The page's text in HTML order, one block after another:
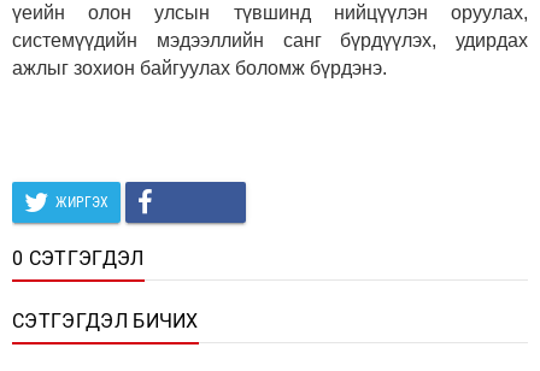
үеийн олон улсын түвшинд нийцүүлэн оруулах,
системүүдийн мэдээллийн санг бүрдүүлэх, удирдах
ажлыг зохион байгуулах боломж бүрдэнэ.
ЖИРГЭХ
0 СЭТГЭГДЭЛ
СЭТГЭГДЭЛ БИЧИХ